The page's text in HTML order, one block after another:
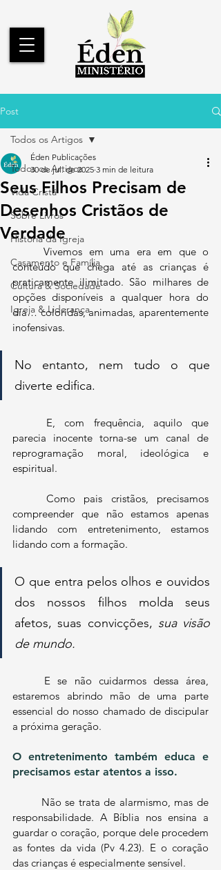
Post
Todos os Artigos
Vida Cristã
Sobre Livros
História da Igreja
Casamento e Família
Cultura & Sociedade
Igreja & Liderança
Todos os Artigos
Seus Filhos Precisam de
Desenhos Cristãos de
Verdade
Éden Publicações
30 de jul. de 2025 3 min de leitura
	Vivemos em uma era em que o
conteúdo que chega até as crianças é
praticamente ilimitado. São milhares de
opções disponíveis a qualquer hora do
dia… coloridas, animadas, aparentemente
inofensivas.
No entanto, nem tudo o que
diverte edifica.
parecia inocente torna-se um canal de
reprogramação moral, ideológica e
espiritual.
compreender que não estamos apenas
lidando com entretenimento, estamos
lidando com a formação.
O que entra pelos olhos e ouvidos
dos nossos filhos molda seus
afetos, suas convicções, sua visão
de mundo.
estaremos abrindo mão de uma parte
essencial do nosso chamado de discipular
a próxima geração.
O entretenimento também educa e
precisamos estar atentos a isso.
responsabilidade. A Bíblia nos ensina a
guardar o coração, porque dele procedem
as fontes da vida (Pv 4.23). E o coração
das crianças é especialmente sensível.